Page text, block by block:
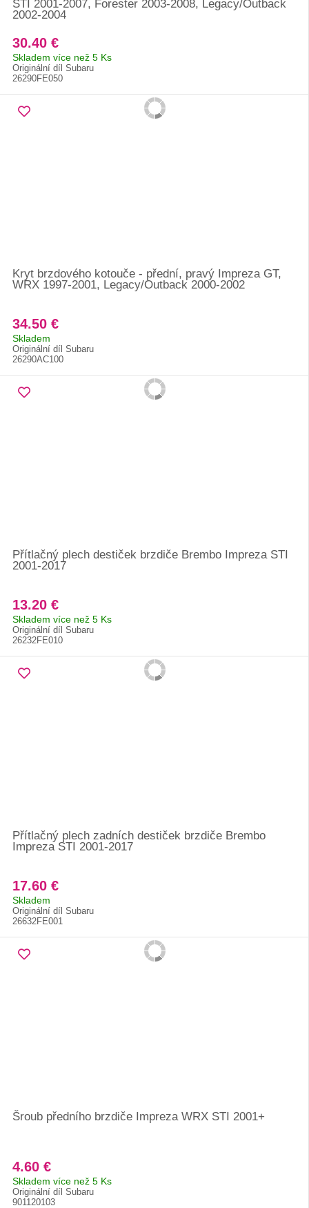
STI 2001-2007, Forester 2003-2008, Legacy/Outback
2002-2004
30.40 €
Skladem více než 5 Ks
Originální díl Subaru
26290FE050
Kryt brzdového kotouče - přední, pravý Impreza GT,
WRX 1997-2001, Legacy/Outback 2000-2002
34.50 €
Skladem
Originální díl Subaru
26290AC100
Přítlačný plech destiček brzdiče Brembo Impreza STI
2001-2017
13.20 €
Skladem více než 5 Ks
Originální díl Subaru
26232FE010
Přítlačný plech zadních destiček brzdiče Brembo
Impreza STI 2001-2017
17.60 €
Skladem
Originální díl Subaru
26632FE001
Šroub předního brzdiče Impreza WRX STI 2001+
4.60 €
Skladem více než 5 Ks
Originální díl Subaru
901120103